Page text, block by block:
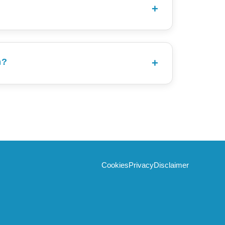
de 5 en 10 km) binnen zijn, dus houd er
school.
van diverse ondernemers die ijs, broodjes
CookiesPrivacyDisclaimer